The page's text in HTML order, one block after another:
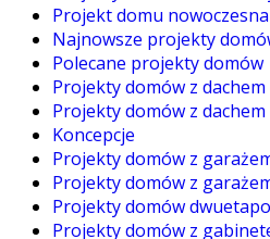
Projekt domu nowoczesna
Najnowsze projekty
Polecane projekty domów
Projekty domów z
Projekty domów z
Koncepcje
Projekty domów z
Projekty domów z
Projekty domów
Projekty domów z